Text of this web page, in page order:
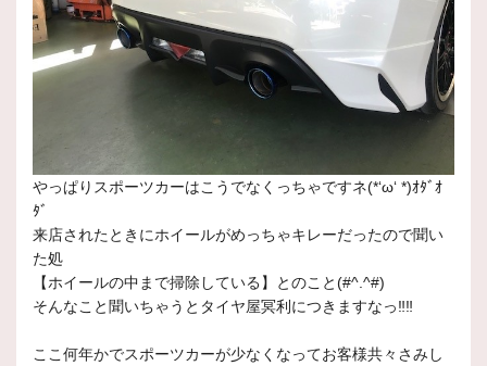
やっぱりスポーツカーはこうでなくっちゃですネ(*‘ω‘ *)ｵﾀﾞｵ
ﾀﾞ
来店されたときにホイールがめっちゃキレーだったので聞い
た処
【ホイールの中まで掃除している】とのこと(#^.^#)
そんなこと聞いちゃうとタイヤ屋冥利につきますなっ‼‼
ここ何年かでスポーツカーが少なくなってお客様共々さみし